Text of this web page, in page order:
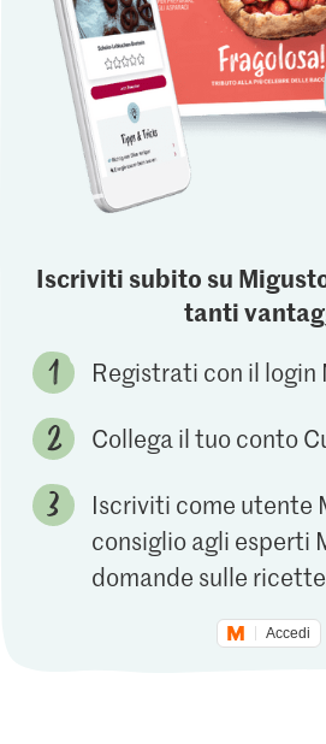
Iscriviti subito su
tanti
Registrati con il login
Collega il tuo conto
Iscriviti come utente
consiglio agli esperti
domande sulle
Accedi